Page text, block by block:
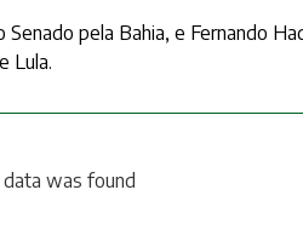
pela Bahia, e Fernando
Lula.
data was found